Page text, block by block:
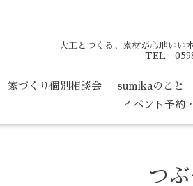
大工とつくる、素材が心地いい
TEL
家づくり個別相談会 sumikaのこと
イベント予約
つ